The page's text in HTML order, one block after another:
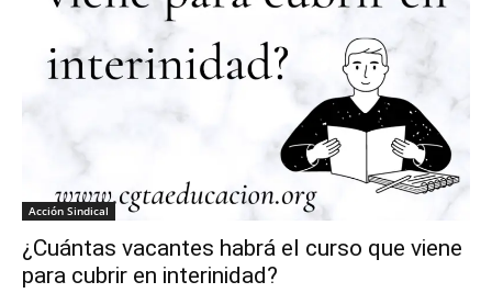
Acción Sindical
¿Cuántas vacantes habrá el curso que viene
para cubrir en interinidad?